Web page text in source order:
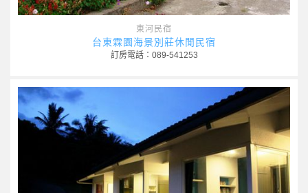
東河民宿
台東霖園海景別莊休閒民宿
訂房電話：089-541253